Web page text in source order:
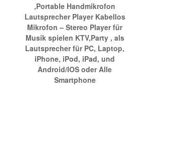
,Portable Handmikrofon
Lautsprecher Player Kabellos
Mikrofon – Stereo Player für
Musik spielen KTV,Party , als
Lautsprecher für PC, Laptop,
iPhone, iPod, iPad, und
Android/IOS oder Alle
Smartphone